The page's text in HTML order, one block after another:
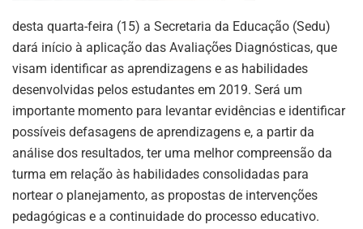
desta quarta-feira (15) a Secretaria da Educação (Sedu)
dará início à aplicação das Avaliações Diagnósticas, que
visam identificar as aprendizagens e as habilidades
desenvolvidas pelos estudantes em 2019. Será um
importante momento para levantar evidências e identificar
possíveis defasagens de aprendizagens e, a partir da
análise dos resultados, ter uma melhor compreensão da
turma em relação às habilidades consolidadas para
nortear o planejamento, as propostas de intervenções
pedagógicas e a continuidade do processo educativo.